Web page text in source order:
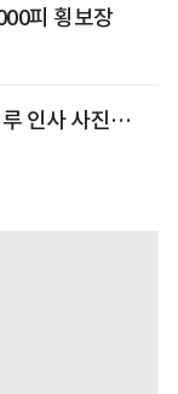
피 횡보장
루 인사 사진…